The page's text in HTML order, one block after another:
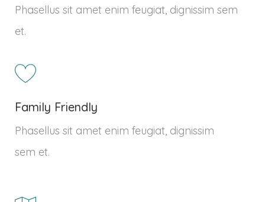
Phasellus sit amet enim feugiat, dignissim sem
et.
Family Friendly
Phasellus sit amet enim feugiat, dignissim
sem et.